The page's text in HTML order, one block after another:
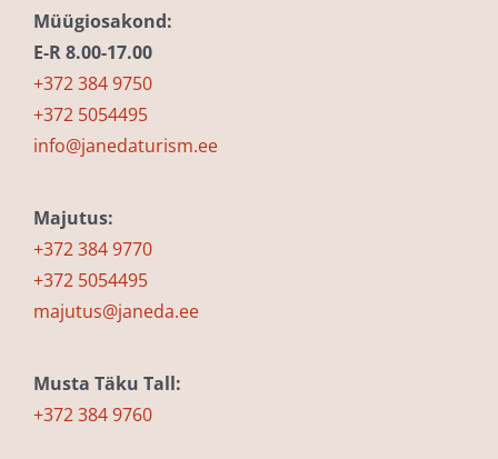
Müügiosakond:
E-R 8.00-17.00
+372 384 9750
+372 5054495
info@janedaturism.ee
Majutus:
+372 384 9770
+372 5054495
majutus@janeda.ee
Musta Täku Tall:
+372 384 9760